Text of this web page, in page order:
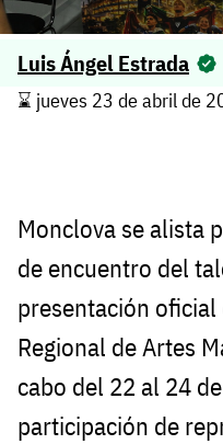
Luis Ángel Estrada
⌛️ jueves 23 de abril de
Monclova se alista
de encuentro del
presentación
Regional de Artes
cabo del 22 al 24
participación de